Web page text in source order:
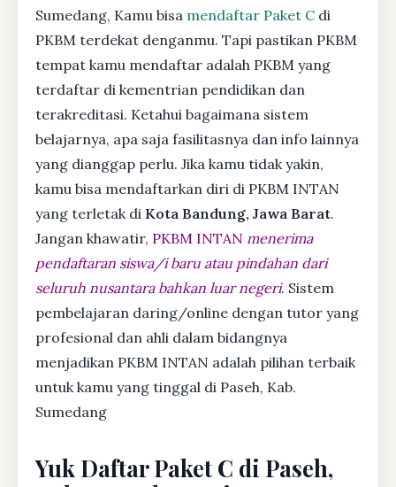
Sumedang, Kamu bisa mendaftar Paket C di
PKBM terdekat denganmu. Tapi pastikan PKBM
tempat kamu mendaftar adalah PKBM yang
terdaftar di kementrian pendidikan dan
terakreditasi. Ketahui bagaimana sistem
belajarnya, apa saja fasilitasnya dan info lainnya
yang dianggap perlu. Jika kamu tidak yakin,
kamu bisa mendaftarkan diri di PKBM INTAN
yang terletak di Kota Bandung, Jawa Barat.
Jangan khawatir, PKBM INTAN menerima
pendaftaran siswa/i baru atau pindahan dari
seluruh nusantara bahkan luar negeri. Sistem
pembelajaran daring/online dengan tutor yang
profesional dan ahli dalam bidangnya
menjadikan PKBM INTAN adalah pilihan terbaik
untuk kamu yang tinggal di Paseh, Kab.
Sumedang
Yuk Daftar Paket C di Paseh,